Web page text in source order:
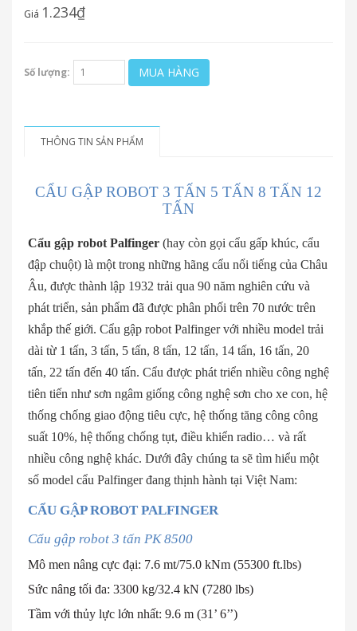
Giá 1.234₫
Số lượng: MUA HÀNG
THÔNG TIN SẢN PHẨM
CẨU GẬP ROBOT 3 TẤN 5 TẤN 8 TẤN 12
TẤN
Cẩu gập robot Palfinger (hay còn gọi cẩu gấp khúc, cẩu
đập chuột) là một trong những hãng cẩu nổi tiếng của Châu
Âu, được thành lập 1932 trải qua 90 năm nghiên cứu và
phát triển, sản phẩm đã được phân phối trên 70 nước trên
khắp thế giới. Cẩu gập robot Palfinger với nhiều model trải
dài từ 1 tấn, 3 tấn, 5 tấn, 8 tấn, 12 tấn, 14 tấn, 16 tấn, 20
tấn, 22 tấn đến 40 tấn. Cẩu được phát triển nhiều công nghệ
tiên tiến như sơn ngâm giống công nghệ sơn cho xe con, hệ
thống chống giao động tiêu cực, hệ thống tăng công công
suất 10%, hệ thống chống tụt, điều khiển radio… và rất
nhiều công nghệ khác. Dưới đây chúng ta sẽ tìm hiểu một
số model cẩu Palfinger đang thịnh hành tại Việt Nam:
CẨU GẬP ROBOT PALFINGER
Cẩu gập robot 3 tấn PK 8500
Mô men nâng cực đại: 7.6 mt/75.0 kNm (55300 ft.lbs)
Sức nâng tối đa: 3300 kg/32.4 kN (7280 lbs)
Tầm với thủy lực lớn nhất: 9.6 m (31’ 6’’)